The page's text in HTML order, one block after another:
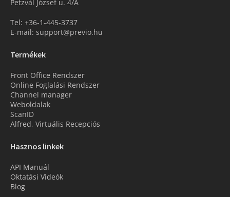
Petzvál József u. 4/A
Tel: +36-1-445-3737
E-mail: support@previo.hu
Termékek
Front Office Rendszer
Online Foglalási Rendszer
Channel manager
Weboldalak
ScanID
Alfred, Virtuális Recepciós
Hasznos linkek
API Manuál
Oktatási Videók
Blog